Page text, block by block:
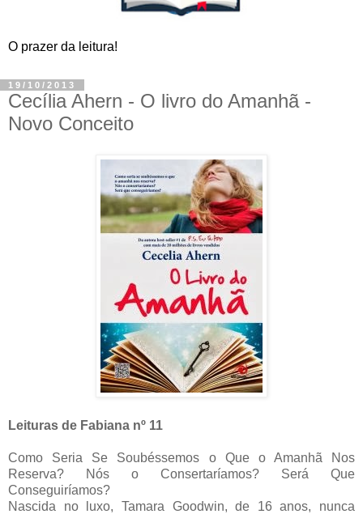
O prazer da leitura!
19/10/2013
Cecília Ahern - O livro do Amanhã -
Novo Conceito
Leituras de Fabiana nº 11
Como Seria Se Soubéssemos o Que o Amanhã Nos
Reserva? Nós o Consertaríamos? Será Que
Conseguiríamos?
Nascida no luxo, Tamara Goodwin, de 16 anos, nunca